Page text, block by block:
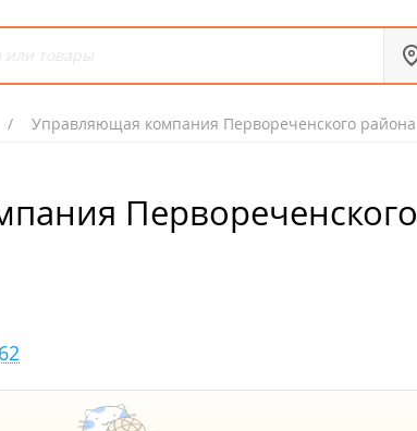
Управляющая компания Первореченского района
Первореченского